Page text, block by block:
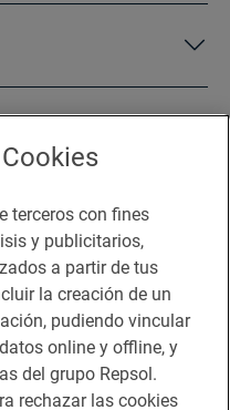
terceros con fines
y publicitarios,
a partir de tus
la creación de un
pudiendo vincular
online y offline, y
del grupo Repsol.
rechazar las cookies